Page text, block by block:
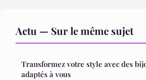
Actu — Sur le même sujet
Transformez votre style avec des
adaptés à vous